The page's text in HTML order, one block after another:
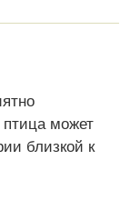
птица может
близкой к